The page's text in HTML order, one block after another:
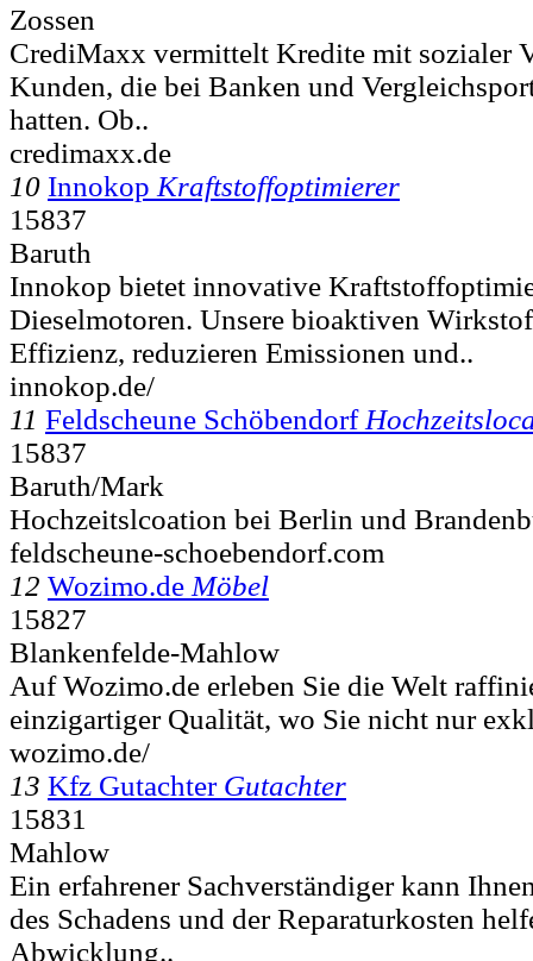
Zossen
CrediMaxx vermittelt Kredite mit sozialer
Kunden, die bei Banken und
hatten. Ob..
credimaxx.de
10 Innokop Kraftstoffoptimierer
15837
Baruth
Innokop bietet innovative
Dieselmotoren. Unsere bioaktiven
Effizienz, reduzieren Emissionen und..
innokop.de/
11 Feldscheune Schöbendorf
15837
Baruth/Mark
Hochzeitslcoation bei Berlin und
feldscheune-schoebendorf.com
12 Wozimo.de Möbel
15827
Blankenfelde-Mahlow
Auf Wozimo.de erleben Sie die Welt
einzigartiger Qualität, wo Sie nicht nur
wozimo.de/
13 Kfz Gutachter Gutachter
15831
Mahlow
Ein erfahrener Sachverständiger kann
des Schadens und der Reparaturkosten
Abwicklung..